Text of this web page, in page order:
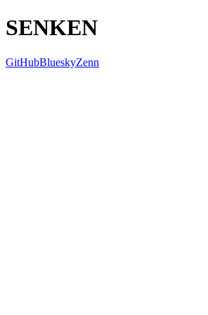
SENKEN
GitHubBlueskyZenn